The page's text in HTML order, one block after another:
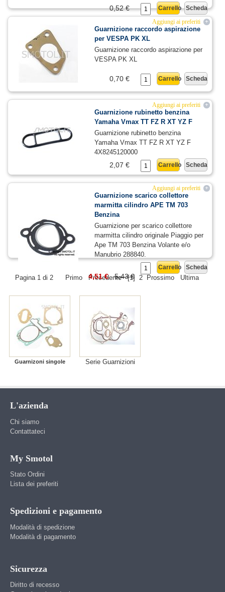
Scheda
Carrello
0,52 €
+
Aggiungi ai preferiti
Guarnizione raccordo aspirazione
per VESPA PK XL
Guarnizione raccordo aspirazione per
VESPA PK XL
Scheda
Carrello
0,70 €
+
Aggiungi ai preferiti
Guarnizione rubinetto benzina
Yamaha Vmax TT FZ R XT YZ F
Guarnizione rubinetto benzina
Yamaha Vmax TT FZ R XT YZ F
4X8245120000
Scheda
Carrello
2,07 €
+
Aggiungi ai preferiti
Guarnizione scarico collettore
marmitta cilindro APE TM 703
Benzina
Guarnizione per scarico collettore
marmitta cilindro originale Piaggio per
Ape TM 703 Benzina Volante e/o
Manubrio 288840.
Scheda
Carrello
5,43 €
4,51 €
Pagina 1 di 2 Primo Precedente [1] 2 Prossimo Ultima
Guarnizoni singole Serie Guarnizioni
L'azienda
Chi siamo
Contattateci
My Smotol
Stato Ordini
Lista dei preferiti
Spedizioni e pagamento
Modalità di spedizione
Modalità di pagamento
Sicurezza
Diritto di recesso